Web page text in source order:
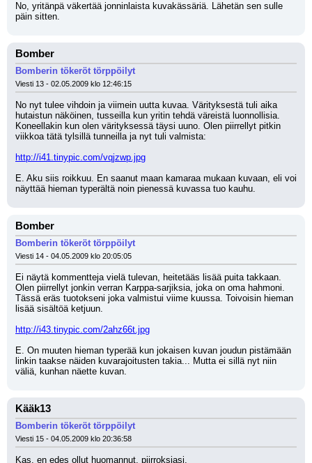
No, yritänpä väkertää jonninlaista kuvakässäriä. Lähetän sen sulle
päin sitten.
Bomber
Bomberin tökeröt törppöilyt
Viesti 13 - 02.05.2009 klo 12:46:15
No nyt tulee vihdoin ja viimein uutta kuvaa. Värityksestä tuli aika
hutaistun näköinen, tusseilla kun yritin tehdä väreistä luonnollisia.
Koneellakin kun olen värityksessä täysi uuno. Olen piirrellyt pitkin
viikkoa tätä tylsillä tunneilla ja nyt tuli valmista:
http://i41.tinypic.com/vqjzwp.jpg
E. Aku siis roikkuu. En saanut maan kamaraa mukaan kuvaan, eli voi
näyttää hieman typerältä noin pienessä kuvassa tuo kauhu.
Bomber
Bomberin tökeröt törppöilyt
Viesti 14 - 04.05.2009 klo 20:05:05
Ei näytä kommentteja vielä tulevan, heitetääs lisää puita takkaan.
Olen piirrellyt jonkin verran Karppa-sarjiksia, joka on oma hahmoni.
Tässä eräs tuotokseni joka valmistui viime kuussa. Toivoisin hieman
lisää sisältöä ketjuun.
http://i43.tinypic.com/2ahz66t.jpg
E. On muuten hieman typerää kun jokaisen kuvan joudun pistämään
linkin taakse näiden kuvarajoitusten takia... Mutta ei sillä nyt niin
väliä, kunhan näette kuvan.
Kääk13
Bomberin tökeröt törppöilyt
Viesti 15 - 04.05.2009 klo 20:36:58
Kas, en edes ollut huomannut, piirroksiasi.